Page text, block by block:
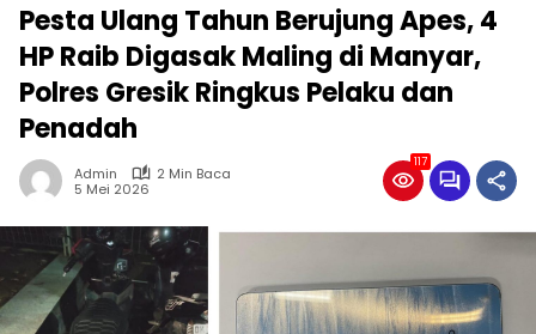
Pesta Ulang Tahun Berujung Apes, 4
HP Raib Digasak Maling di Manyar,
Polres Gresik Ringkus Pelaku dan
Penadah
Admin
2 Min Baca
5 Mei 2026
117